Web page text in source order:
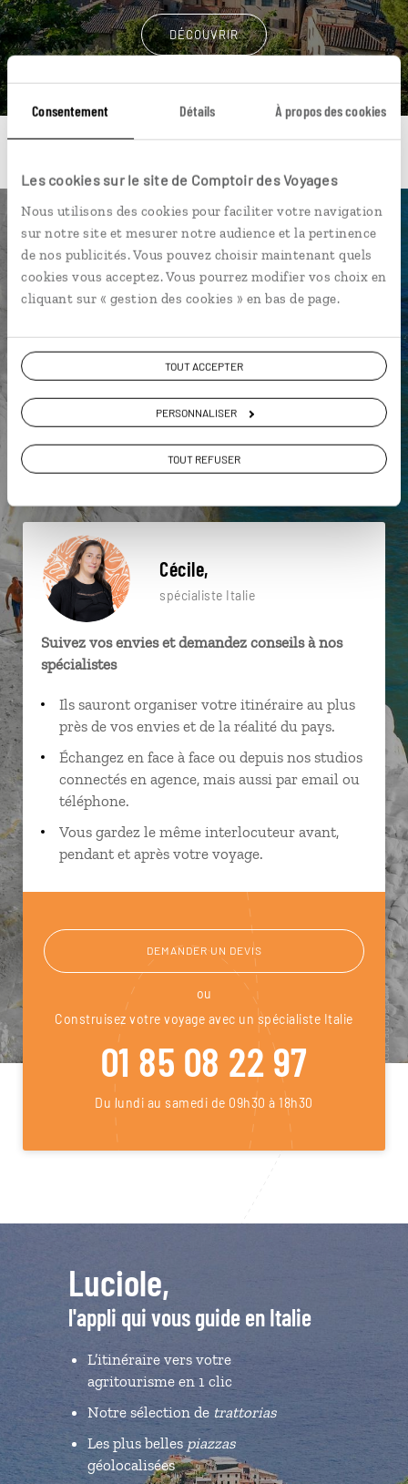
Consentement Détails À propos des cookies
Les cookies sur le site de Comptoir des Voyages
Nous utilisons des cookies pour faciliter votre navigation
sur notre site et mesurer notre audience et la pertinence
de nos publicités. Vous pouvez choisir maintenant quels
cookies vous acceptez. Vous pourrez modifier vos choix en
cliquant sur « gestion des cookies » en bas de page.
TOUT ACCEPTER
PERSONNALISER
TOUT REFUSER
DÉCOUVRIR
Une envie de voyage
particulière ?
Colisée
Amalfi Capri Golfe de Naples Campanie
Catane
Cécile,
spécialiste Italie
Suivez vos envies et demandez conseils à nos
spécialistes
Ils sauront organiser votre itinéraire au plus
près de vos envies et de la réalité du pays.
Échangez en face à face ou depuis nos studios
connectés en agence, mais aussi par email ou
téléphone.
Vous gardez le même interlocuteur avant,
pendant et après votre voyage.
DEMANDER UN DEVIS
ou
Construisez votre voyage avec un spécialiste Italie
01 85 08 22 97
Du lundi au samedi de 09h30 à 18h30
Luciole,
l'appli qui vous guide en Italie
L’itinéraire vers votre
agritourisme en 1 clic
Notre sélection de trattorias
Les plus belles piazzas
géolocalisées